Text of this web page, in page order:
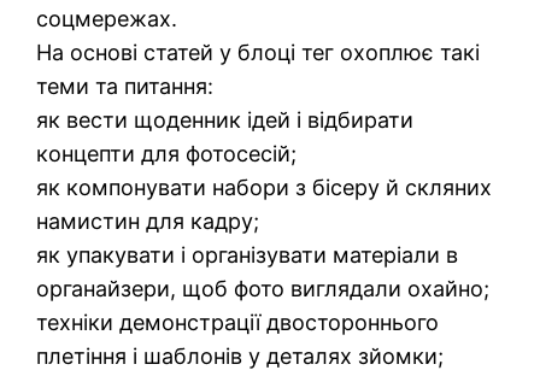
соцмережах.
На основі статей у блоці тег охоплює такі
теми та питання:
як вести щоденник ідей і відбирати
концепти для фотосесій;
як компонувати набори з бісеру й скляних
намистин для кадру;
як упакувати і організувати матеріали в
органайзери, щоб фото виглядали охайно;
техніки демонстрації двостороннього
плетіння і шаблонів у деталях зйомки;